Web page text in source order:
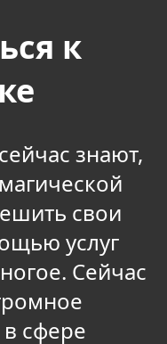
к
знают,
свои
услуг
Сейчас
сфере